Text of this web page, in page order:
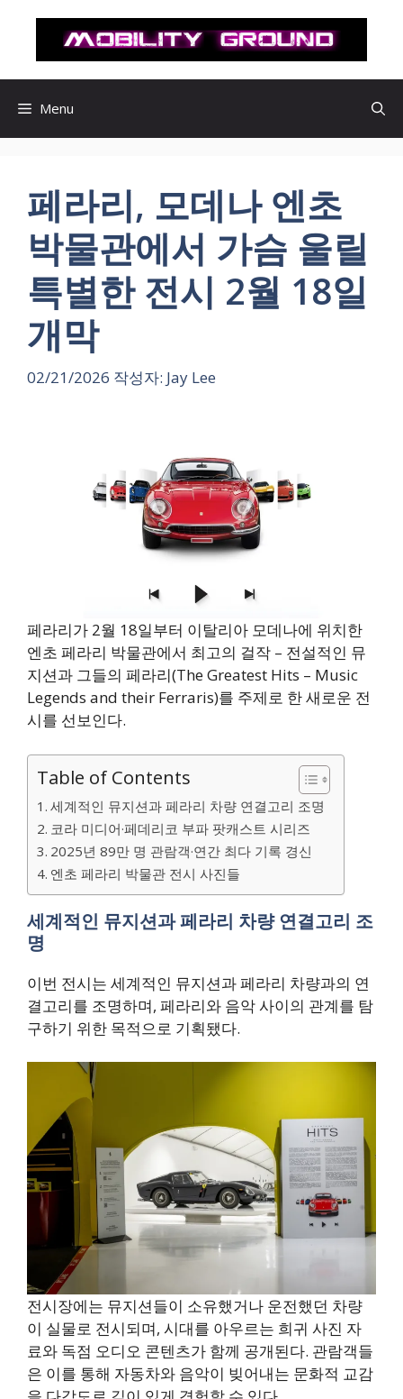
로
Menu
페라리, 모데나 엔초
박물관에서 가슴 울릴
특별한 전시 2월 18일
개막
02/21/2026 작성자: Jay Lee
페라리가 2월 18일부터 이탈리아 모데나에 위치한
엔초 페라리 박물관에서 최고의 걸작 – 전설적인 뮤
지션과 그들의 페라리(The Greatest Hits – Music
Legends and their Ferraris)를 주제로 한 새로운 전
시를 선보인다.
Table of Contents
세계적인 뮤지션과 페라리 차량 연결고리 조명
코라 미디어·페데리코 부파 팟캐스트 시리즈
2025년 89만 명 관람객·연간 최다 기록 경신
엔초 페라리 박물관 전시 사진들
세계적인 뮤지션과 페라리 차량 연결고리 조
명
이번 전시는 세계적인 뮤지션과 페라리 차량과의 연
결고리를 조명하며, 페라리와 음악 사이의 관계를 탐
구하기 위한 목적으로 기획됐다.
전시장에는 뮤지션들이 소유했거나 운전했던 차량
이 실물로 전시되며, 시대를 아우르는 희귀 사진 자
료와 독점 오디오 콘텐츠가 함께 공개된다. 관람객들
은 이를 통해 자동차와 음악이 빚어내는 문화적 교감